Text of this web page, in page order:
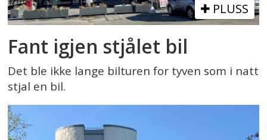
PLUSS
Fant igjen stjålet bil
Det ble ikke lange bilturen for tyven som i natt
stjal en bil.